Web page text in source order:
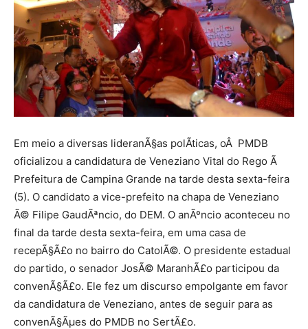
Em meio a diversas lideranÃ§as polÃ­ticas, oÂ PMDB
oficializou a candidatura de Veneziano Vital do Rego Ã
Prefeitura de Campina Grande na tarde desta sexta-feira
(5). O candidato a vice-prefeito na chapa de Veneziano
Ã© Filipe GaudÃªncio, do DEM. O anÃºncio aconteceu no
final da tarde desta sexta-feira, em uma casa de
recepÃ§Ã£o no bairro do CatolÃ©. O presidente estadual
do partido, o senador JosÃ© MaranhÃ£o participou da
convenÃ§Ã£o. Ele fez um discurso empolgante em favor
da candidatura de Veneziano, antes de seguir para as
convenÃ§Ãµes do PMDB no SertÃ£o.